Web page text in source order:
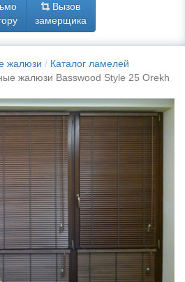
Вызов
замерщика
жалюзи
Каталог ламелей
жалюзи Basswood Style 25 Orekh